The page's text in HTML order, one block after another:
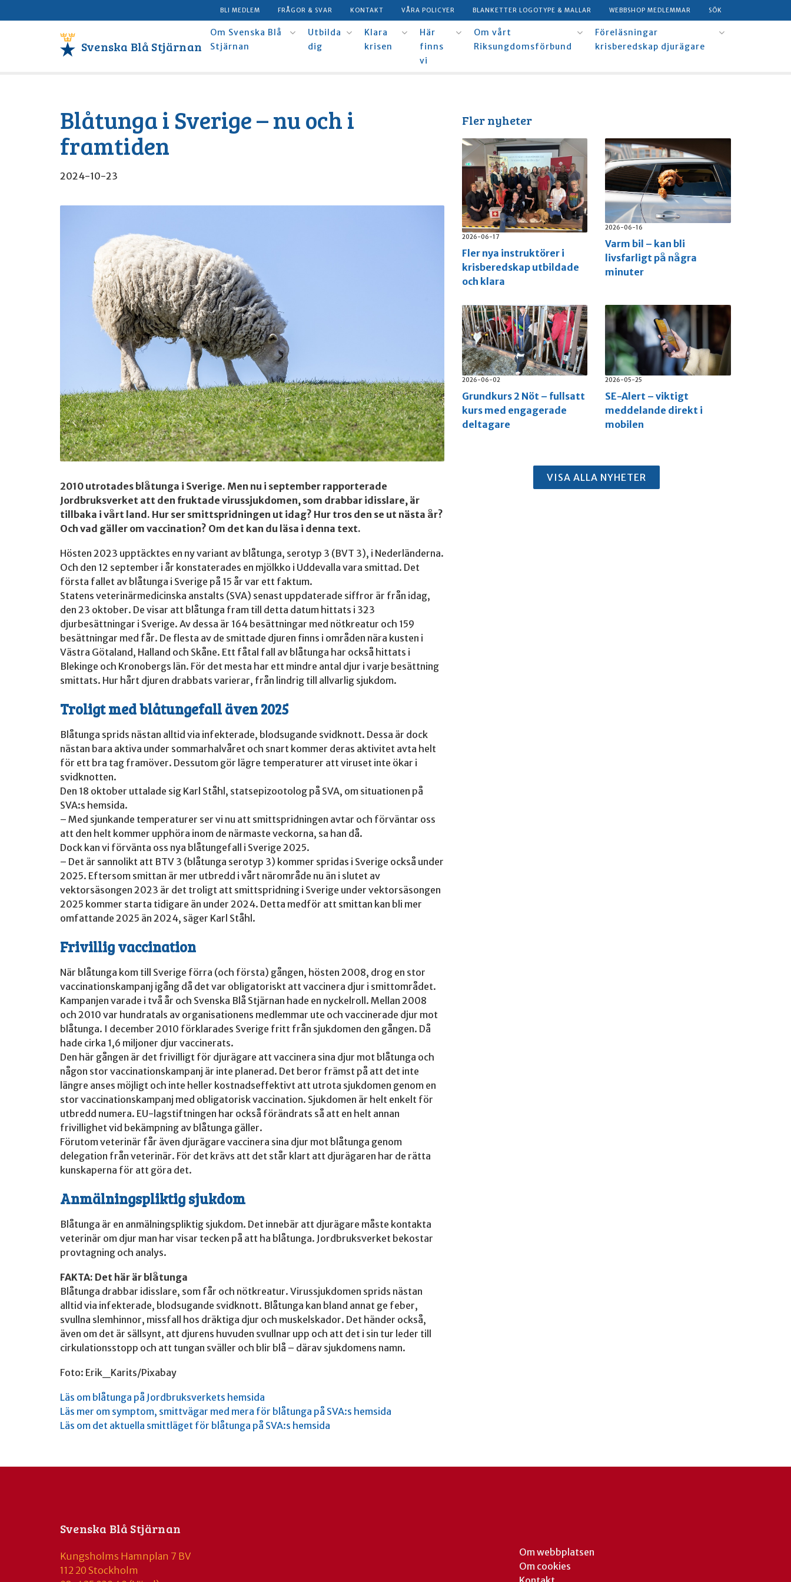
BLI MEDLEM FRÅGOR & SVAR KONTAKT VÅRA POLICYER BLANKETTER LOGOTYPE & MALLAR WEBBSHOP MEDLEMMAR SÖK
Svenska Blå Stjärnan
Om Svenska Blå
Stjärnan
Utbilda
dig
Klara
krisen
Här
finns
vi
Om vårt
Riksungdomsförbund
Föreläsningar
krisberedskap djurägare
Blåtunga i Sverige – nu och i
framtiden
2024-10-23
2010 utrotades blåtunga i Sverige. Men nu i september rapporterade
Jordbruksverket att den fruktade virussjukdomen, som drabbar idisslare, är
tillbaka i vårt land. Hur ser smittspridningen ut idag? Hur tros den se ut nästa år?
Och vad gäller om vaccination? Om det kan du läsa i denna text.
Hösten 2023 upptäcktes en ny variant av blåtunga, serotyp 3 (BVT 3), i Nederländerna.
Och den 12 september i år konstaterades en mjölkko i Uddevalla vara smittad. Det
första fallet av blåtunga i Sverige på 15 år var ett faktum.
Statens veterinärmedicinska anstalts (SVA) senast uppdaterade siffror är från idag,
den 23 oktober. De visar att blåtunga fram till detta datum hittats i 323
djurbesättningar i Sverige. Av dessa är 164 besättningar med nötkreatur och 159
besättningar med får. De flesta av de smittade djuren finns i områden nära kusten i
Västra Götaland, Halland och Skåne. Ett fåtal fall av blåtunga har också hittats i
Blekinge och Kronobergs län. För det mesta har ett mindre antal djur i varje besättning
smittats. Hur hårt djuren drabbats varierar, från lindrig till allvarlig sjukdom.
Troligt med blåtungefall även 2025
Blåtunga sprids nästan alltid via infekterade, blodsugande svidknott. Dessa är dock
nästan bara aktiva under sommarhalvåret och snart kommer deras aktivitet avta helt
för ett bra tag framöver. Dessutom gör lägre temperaturer att viruset inte ökar i
svidknotten.
Den 18 oktober uttalade sig Karl Ståhl, statsepizootolog på SVA, om situationen på
SVA:s hemsida.
– Med sjunkande temperaturer ser vi nu att smittspridningen avtar och förväntar oss
att den helt kommer upphöra inom de närmaste veckorna, sa han då.
Dock kan vi förvänta oss nya blåtungefall i Sverige 2025.
– Det är sannolikt att BTV 3 (blåtunga serotyp 3) kommer spridas i Sverige också under
2025. Eftersom smittan är mer utbredd i vårt närområde nu än i slutet av
vektorsäsongen 2023 är det troligt att smittspridning i Sverige under vektorsäsongen
2025 kommer starta tidigare än under 2024. Detta medför att smittan kan bli mer
omfattande 2025 än 2024, säger Karl Ståhl.
Frivillig vaccination
När blåtunga kom till Sverige förra (och första) gången, hösten 2008, drog en stor
vaccinationskampanj igång då det var obligatoriskt att vaccinera djur i smittområdet.
Kampanjen varade i två år och Svenska Blå Stjärnan hade en nyckelroll. Mellan 2008
och 2010 var hundratals av organisationens medlemmar ute och vaccinerade djur mot
blåtunga. I december 2010 förklarades Sverige fritt från sjukdomen den gången. Då
hade cirka 1,6 miljoner djur vaccinerats.
Den här gången är det frivilligt för djurägare att vaccinera sina djur mot blåtunga och
någon stor vaccinationskampanj är inte planerad. Det beror främst på att det inte
längre anses möjligt och inte heller kostnadseffektivt att utrota sjukdomen genom en
stor vaccinationskampanj med obligatorisk vaccination. Sjukdomen är helt enkelt för
utbredd numera. EU-lagstiftningen har också förändrats så att en helt annan
frivillighet vid bekämpning av blåtunga gäller.
Förutom veterinär får även djurägare vaccinera sina djur mot blåtunga genom
delegation från veterinär. För det krävs att det står klart att djurägaren har de rätta
kunskaperna för att göra det.
Anmälningspliktig sjukdom
Blåtunga är en anmälningspliktig sjukdom. Det innebär att djurägare måste kontakta
veterinär om djur man har visar tecken på att ha blåtunga. Jordbruksverket bekostar
provtagning och analys.
FAKTA: Det här är blåtunga
Blåtunga drabbar idisslare, som får och nötkreatur. Virussjukdomen sprids nästan
alltid via infekterade, blodsugande svidknott. Blåtunga kan bland annat ge feber,
svullna slemhinnor, missfall hos dräktiga djur och muskelskador. Det händer också,
även om det är sällsynt, att djurens huvuden svullnar upp och att det i sin tur leder till
cirkulationsstopp och att tungan sväller och blir blå – därav sjukdomens namn.
Foto: Erik_Karits/Pixabay
Läs om blåtunga på Jordbruksverkets hemsida
Läs mer om symptom, smittvägar med mera för blåtunga på SVA:s hemsida
Läs om det aktuella smittläget för blåtunga på SVA:s hemsida
Fler nyheter
2026-06-17
Fler nya instruktörer i
krisberedskap utbildade
och klara
2026-06-16
Varm bil – kan bli
livsfarligt på några
minuter
2026-06-02
Grundkurs 2 Nöt – fullsatt
kurs med engagerade
deltagare
2026-05-25
SE-Alert – viktigt
meddelande direkt i
mobilen
VISA ALLA NYHETER
Svenska Blå Stjärnan
Kungsholms Hamnplan 7 BV
112 20 Stockholm
Om webbplatsen
Om cookies